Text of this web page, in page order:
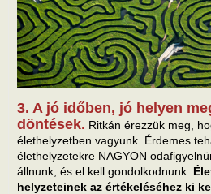
3. A jó időben, jó helyen
döntések. Ritkán érezzük meg,
élethelyzetben vagyunk. Érdemes
élethelyzetekre NAGYON
állnunk, és el kell gondolkodnunk.
helyzeteinek az értékeléséhez ki